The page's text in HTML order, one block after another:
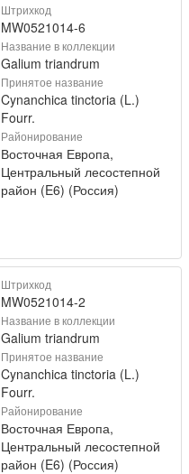
Штрихкод
MW0521014-6
Название в коллекции
Galium triandrum
Принятое название
Cynanchica tinctoria (L.)
Fourr.
Районирование
Восточная Европа,
Центральный лесостепной
район (E6) (Россия)
Штрихкод
MW0521014-2
Название в коллекции
Galium triandrum
Принятое название
Cynanchica tinctoria (L.)
Fourr.
Районирование
Восточная Европа,
Центральный лесостепной
район (E6) (Россия)